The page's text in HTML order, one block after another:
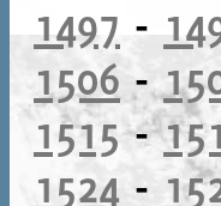
1497 -
1506 -
1515-
1524 -